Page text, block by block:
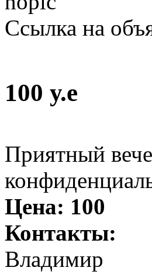
Ссылка на
100 у.е
Приятный
Цена: 100
Контакты:
Владимир